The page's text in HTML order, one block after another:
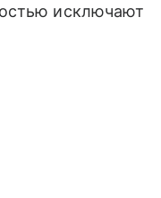
исключают